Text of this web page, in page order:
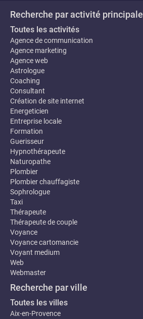
Recherche par activité principale
Toutes les activités
Agence de communication
Agence marketing
Agence web
Astrologue
Coaching
Consultant
Création de site internet
Energeticien
Entreprise locale
Formation
Guerisseur
Hypnothérapeute
Naturopathe
Plombier
Plombier chauffagiste
Sophrologue
Taxi
Thérapeute
Thérapeute de couple
Voyance
Voyance cartomancie
Voyant medium
Web
Webmaster
Recherche par ville
Toutes les villes
Aix-en-Provence